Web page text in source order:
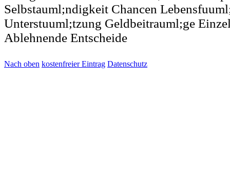
Selbstauml;ndigkeit Chancen
Unterstuuml;tzung Geldbeitrauml;ge
Ablehnende Entscheide
Nach oben kostenfreier Eintrag Datenschutz